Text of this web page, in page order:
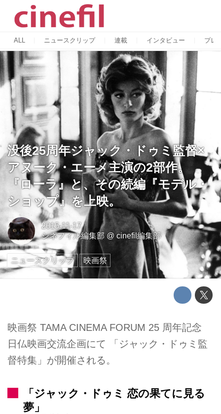
ALL ニュースクリップ 連載 インタビュー プレ
没後25周年ジャック・ドゥミ監督×
アヌーク・エーメ主演の2部作。
『ローラ』と、その続編『モデル・
ショップ』を上映。
2015-11-17
シネフィル編集部@cinefil編集部
ニュースクリップ 映画祭
映画祭 TAMA CINEMA FORUM 25 周年記念
日仏映画交流企画にて 「ジャック・ドゥミ監
督特集」が開催される。
「ジャック・ドゥミ 恋の果てに見る
夢」